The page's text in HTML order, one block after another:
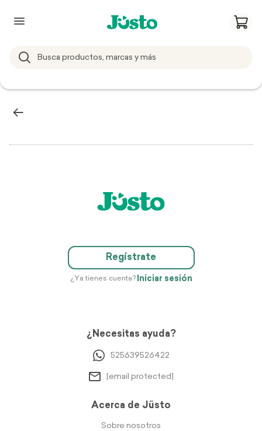
Regístrate
¿Ya tienes cuenta? Iniciar sesión
¿Necesitas ayuda?
525639526422
[email protected]
Acerca de Jüsto
Sobre nosotros